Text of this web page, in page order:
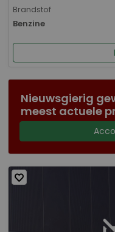
Brandstof
Benzine
Nieuwsgierig
meest actuele